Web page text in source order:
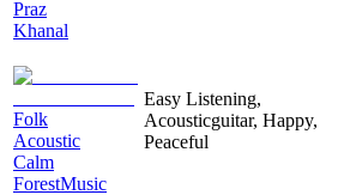
Praz
Khanal
Folk
Acoustic
Calm
ForestMusic
Easy Listening,
Acousticguitar, Happy,
Peaceful